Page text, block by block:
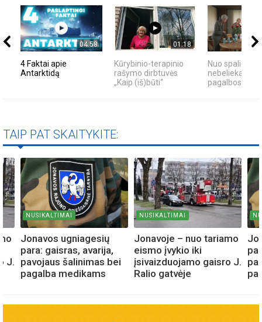
04:58
4 Faktai apie
Antarktidą
01:18
Kūrybinio-terapinio
rašymo dirbtuvės
„Kaip (iš)būti“
Nuo spalio 1 d
nebelieka
pagalbos
TAIP PAT SKAITYKITE:
J.
NUSIKALTIMAI
Jonavos ugniagesių
para: gaisras, avarija,
pavojaus šalinimas bei
pagalba medikams
NUSIKALTIMAI
Jonavoje – nuo tariamo
eismo įvykio iki
įsivaizduojamo gaisro J.
Ralio gatvėje